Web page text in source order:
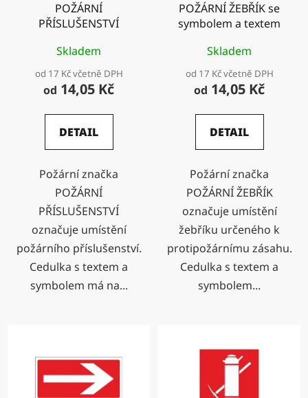
POŽÁRNÍ
PŘÍSLUŠENSTVÍ
Skladem
od 17 Kč včetně DPH
od 14,05 Kč
DETAIL
Požární značka
POŽÁRNÍ
PŘÍSLUŠENSTVÍ
označuje umístění
požárního příslušenství.
Cedulka s textem a
symbolem má na...
POŽÁRNÍ ŽEBŘÍK se
symbolem a textem
Skladem
od 17 Kč včetně DPH
od 14,05 Kč
DETAIL
Požární značka
POŽÁRNÍ ŽEBŘÍK
označuje umístění
žebříku určeného k
protipožárnímu zásahu.
Cedulka s textem a
symbolem...